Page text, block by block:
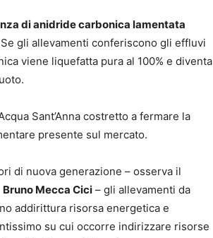
di anidride carbonica lamentata
gli allevamenti conferiscono gli effluvi
viene liquefatta pura al 100% e diventa
Sant’Anna costretto a fermare la
presente sul mercato.
di nuova generazione – osserva il
Bruno Mecca Cici – gli allevamenti da
addirittura risorsa energetica e
su cui occorre indirizzare risorse